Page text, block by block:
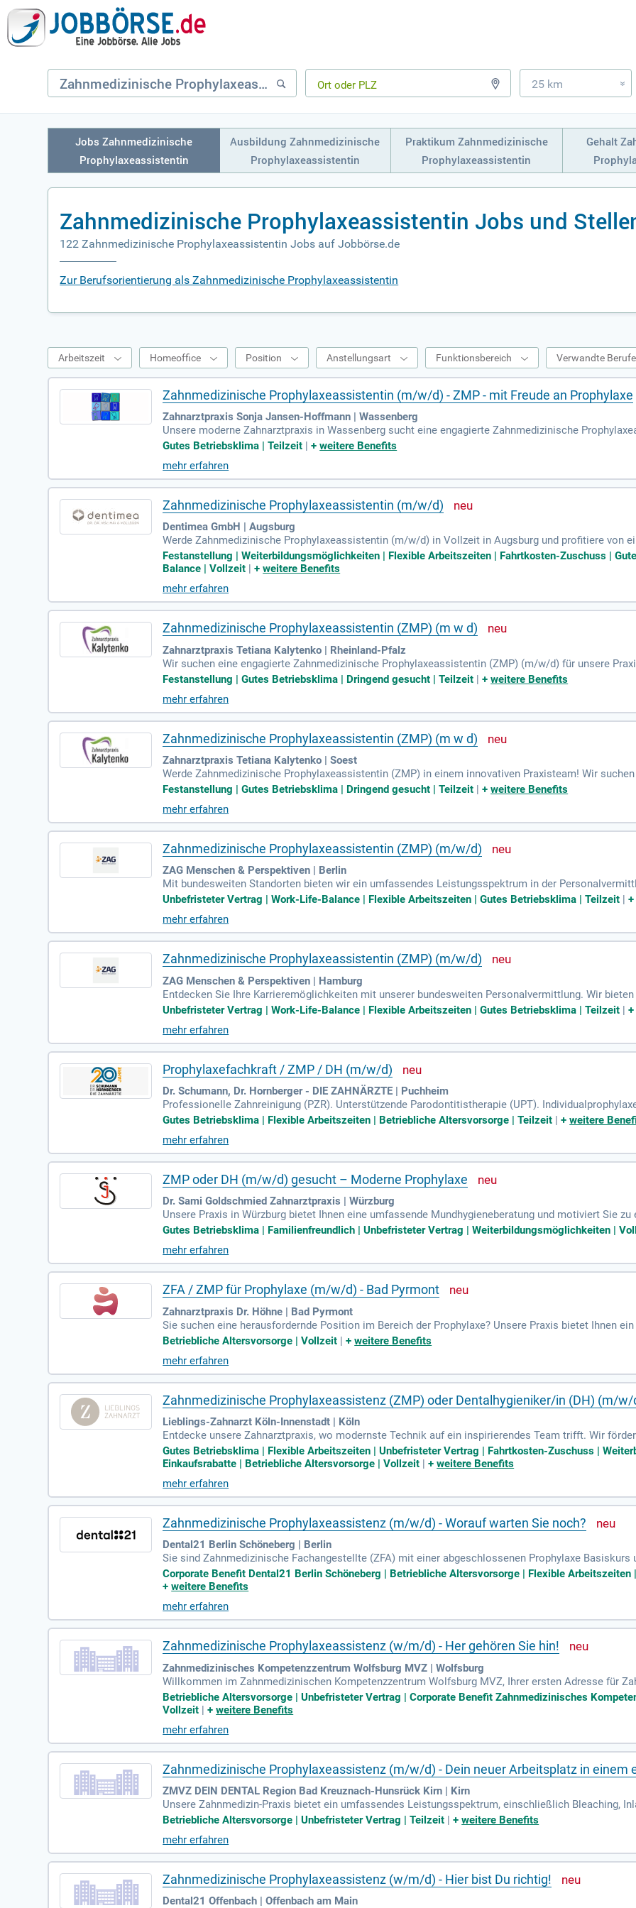
25 km »
Jobs Zahnmedizinische
Prophylaxeassistentin
Ausbildung Zahnmedizinische
Prophylaxeassistentin
Praktikum Zahnmedizinische
Prophylaxeassistentin
Gehalt
Zahnmedizinische Prophylaxeassistentin Jobs und
122 Zahnmedizinische Prophylaxeassistentin Jobs auf Jobbörse.de
Zur Berufsorientierung als Zahnmedizinische Prophylaxeassistentin
Arbeitszeit Homeoffice Position Anstellungsart Funktionsbereich Verwandte Berufe
Zahnmedizinische Prophylaxeassistentin (m/w/d) - ZMP - mit Freude an Prophylaxe
Zahnarztpraxis Sonja Jansen-Hoffmann | Wassenberg
Unsere moderne Zahnarztpraxis in Wassenberg sucht eine engagierte Zahnmedizinische
übernimmst eigenständig die professionelle Zahnreinigung, die individuelle Mundhygieneberatung
ervorragend ausgestattete Praxis und geregelte Arbeitszeiten. Zudem unterstützen wir dich bei
g zu fördern. Bei uns erwartet dich eine langfristige, sichere Zusammenarbeit in einem
Gutes Betriebsklima | Teilzeit |+weitere Benefits
mehr erfahren
Zahnmedizinische Prophylaxeassistentin (m/w/d)
Dentimea GmbH | Augsburg
Werde Zahnmedizinische Prophylaxeassistentin (m/w/d) in Vollzeit in Augsburg und profitiere von
handlungsräumen mit EMS-GBT-Prophylaxis Master gestaltest du den Empfang für unsere
am unterstützt dein persönliches Wachstum und kreative Ideen. Wir bieten flexible Arbeitszeiten,
chtsfeiern gefördert. Nutze die Chance auf Fort- und Weiterbildungsmöglichkeiten in einer
zangebot.
Festanstellung | Weiterbildungsmöglichkeiten | Flexible Arbeitszeiten | Fahrtkosten-Zuschuss |
Balance | Vollzeit |+weitere Benefits
mehr erfahren
Zahnmedizinische Prophylaxeassistentin (ZMP) (m w d)
Zahnarztpraxis Tetiana Kalytenko | Rheinland-Pfalz
Wir suchen eine engagierte Zahnmedizinische Prophylaxeassistentin (ZMP) (m/w/d) für unsere
eit starten kann. In dieser Rolle führen Sie professionelle Prophylaxe bei Kindern und Erwachsenen
ne abgeschlossene Ausbildung zur ZMP, Verantwortungsbewusstsein und Freude an der Arbeit
ringen sich aktiv in unser sympathisches Team ein. Profitieren Sie von einem zukunftssicheren
Bewerben Sie sich jetzt und werden Sie Teil unseres erfolgreichen Teams!
Festanstellung | Gutes Betriebsklima | Dringend gesucht | Teilzeit |+weitere Benefits
mehr erfahren
Zahnmedizinische Prophylaxeassistentin (ZMP) (m w d)
Zahnarztpraxis Tetiana Kalytenko | Soest
Werde Zahnmedizinische Prophylaxeassistentin (ZMP) in einem innovativen Praxisteam! Wir
zeit ab sofort. Deine Aufgaben umfassen die Durchführung von Prophylaxemaßnahmen für Kinder
m Praxisverwaltungssystem. Du hast eine abgeschlossene Ausbildung zur ZMP und arbeitest
s erwartet dich ein zukunftssicherer Arbeitsplatz mit einem freundlichen Team und viel
erlagen an praxis@zahnarzt-in-soest.de und werde Teil unseres erfolgreichen Teams!
Festanstellung | Gutes Betriebsklima | Dringend gesucht | Teilzeit |+weitere Benefits
mehr erfahren
Zahnmedizinische Prophylaxeassistentin (ZMP) (m/w/d)
ZAG Menschen & Perspektiven | Berlin
Mit bundesweiten Standorten bieten wir ein umfassendes Leistungsspektrum in der
Unser Ziel ist es, passgenaue Verbindungen zwischen Menschen und Unternehmen zu schaffen –
e attraktive Angebote. Aktuell suchen wir eine Zahnmedizinische Prophylaxeassistentin (ZMP) (m/
e Moya Lopez, unsere Head of HR-Outsourcing, die persönlich für Sie da ist.
Unbefristeter Vertrag | Work-Life-Balance | Flexible Arbeitszeiten | Gutes Betriebsklima | Teilzeit |
mehr erfahren
Zahnmedizinische Prophylaxeassistentin (ZMP) (m/w/d)
ZAG Menschen & Perspektiven | Hamburg
Entdecken Sie Ihre Karrieremöglichkeiten mit unserer bundesweiten Personalvermittlung. Wir
akquise und HR-Outsourcing. Unsere erfahrenen Experten helfen Ihnen, die richtige Verbindung
ellen. Ob Karriereplanung oder gezielte Personalsuche, der direkte Austausch ist entscheidend.
sche Prophylaxeassistentin (ZMP) (m/w/d) in Hamburg? Bewerben Sie sich jetzt und profitieren Sie
s Ihnen persönlich zur Seite steht!
Unbefristeter Vertrag | Work-Life-Balance | Flexible Arbeitszeiten | Gutes Betriebsklima | Teilzeit |
mehr erfahren
Prophylaxefachkraft / ZMP / DH (m/w/d)
Dr. Schumann, Dr. Hornberger - DIE ZAHNÄRZTE | Puchheim
Professionelle Zahnreinigung (PZR). Unterstützende Parodontitistherapie (UPT).
Motivation und Coaching unserer Patienten. Digitale Dokumentation. Mitgestaltung neuer
Gutes Betriebsklima | Flexible Arbeitszeiten | Betriebliche Altersvorsorge | Teilzeit |+weitere
mehr erfahren
ZMP oder DH (m/w/d) gesucht – Moderne Prophylaxe
Dr. Sami Goldschmied Zahnarztpraxis | Würzburg
Unsere Praxis in Würzburg bietet Ihnen eine umfassende Mundhygieneberatung und motiviert Sie
n engagierte Zahnmedizinische Prophylaxeassistentinnen (ZMP) oder Dentalhygienikerinnen (DH),
nste digitale Ausstattung in klimatisierten Behandlungszimmern mit Blick auf die Festung
Fort- und Weiterbildung und bietet faire, leistungsgerechte Gehälter. Besuchen Sie uns und erleben
Gutes Betriebsklima | Familienfreundlich | Unbefristeter Vertrag | Weiterbildungsmöglichkeiten |
mehr erfahren
ZFA / ZMP für Prophylaxe (m/w/d) - Bad Pyrmont
Zahnarztpraxis Dr. Höhne | Bad Pyrmont
Sie suchen eine herausfordernde Position im Bereich der Prophylaxe? Unsere Praxis bietet Ihnen
ZMP oder DH Verantwortung übernehmen können. Hier arbeiten Sie eng mit unserem
sammen. Genießen Sie attraktive Konditionen mit einem Gehalt von bis zu 4.000 € brutto/Monat, 6
n. Profitieren Sie von regelmäßigen Fort- und Weiterbildungen sowie zusätzlichen Leistungen wie
Altersvorsorge. Werden Sie Teil unseres Teams und gestalten Sie aktiv den Prophylaxe-Bereich mit!
Betriebliche Altersvorsorge | Vollzeit |+weitere Benefits
mehr erfahren
Zahnmedizinische Prophylaxeassistenz (ZMP) oder Dentalhygieniker/in (DH) (m/w/
Lieblings-Zahnarzt Köln-Innenstadt | Köln
Entdecke unsere Zahnarztpraxis, wo modernste Technik auf ein inspirierendes Team trifft. Wir
ungswegen und individueller Verantwortung für dein persönliches Wachstum. Als
du Patienten eigenverantwortlich und nutzt deinen eigenen Behandlungsraum für eine hochwertige
chbereitung der Behandlungen und profitierst von unserem effektiven Qualitätsmanagement.
ntation der Leistungen im Patientenverwaltungssystem (Charly) liegen in deinem
res einzigartigen Teams!
Gutes Betriebsklima | Flexible Arbeitszeiten | Unbefristeter Vertrag | Fahrtkosten-Zuschuss |
Einkaufsrabatte | Betriebliche Altersvorsorge | Vollzeit |+weitere Benefits
mehr erfahren
Zahnmedizinische Prophylaxeassistenz (m/w/d) - Worauf warten Sie noch?
Dental21 Berlin Schöneberg | Berlin
Sie sind Zahnmedizinische Fachangestellte (ZFA) mit einer abgeschlossenen Prophylaxe Basiskurs
r bieten Ihnen eine moderne, familiäre Zahnarztpraxis mit flexiblen Arbeitszeiten und verschiedenen
raktiven Corporate Benefits, darunter Mitarbeiterangebote bei Modemarken und
en Wochenenden sowie der Möglichkeit zur 4-Tage-Woche. Bewerben Sie sich jetzt und werden Sie
Corporate Benefit Dental21 Berlin Schöneberg | Betriebliche Altersvorsorge | Flexible
+weitere Benefits
mehr erfahren
Zahnmedizinische Prophylaxeassistenz (w/m/d) - Her gehören Sie hin!
Zahnmedizinisches Kompetenzzentrum Wolfsburg MVZ | Wolfsburg
Willkommen im Zahnmedizinischen Kompetenzzentrum Wolfsburg MVZ, Ihrer ersten Adresse für
ir qualifizierte Behandlungen für privat und gesetzlich versicherte Patient:innen. Unser engagiertes
und 20 fachkundigen Mitarbeitenden. Wir decken ein umfassendes Leistungsspektrum ab,
squalität. Zudem fertigen unsere Zahntechnikermeister:innen passgenauen Zahnersatz direkt vor
Betriebliche Altersvorsorge | Unbefristeter Vertrag | Corporate Benefit Zahnmedizinisches
Vollzeit |+weitere Benefits
mehr erfahren
Zahnmedizinische Prophylaxeassistenz (m/w/d) - Dein neuer Arbeitsplatz in einem
ZMVZ DEIN DENTAL Region Bad Kreuznach-Hunsrück Kirn | Kirn
Unsere Zahnmedizin-Praxis bietet ein umfassendes Leistungsspektrum, einschließlich Bleaching,
en und spezialisierten Parodontitistherapien. Besondere Services wie unsere
anderen ab. Wir setzen moderne, umweltfreundliche Technik ein, die papierlose und digitale
ehandlungsräume sorgen für eine angenehme Atmosphäre und einen hohen Komfort. Durch
für unsere Patienten und gewährleisten reibungslose Abläufe. Wenn Du Teil eines
Betriebliche Altersvorsorge | Unbefristeter Vertrag | Teilzeit |+weitere Benefits
mehr erfahren
Zahnmedizinische Prophylaxeassistenz (w/m/d) - Hier bist Du richtig!
Dental21 Offenbach | Offenbach am Main